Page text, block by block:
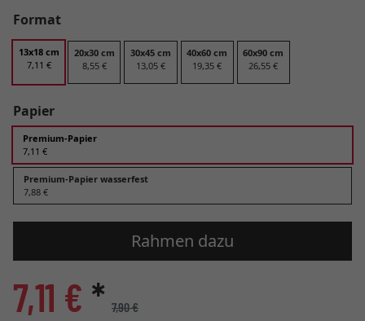
Format
13x18 cm
7,11 €
20x30 cm
8,55 €
30x45 cm
13,05 €
40x60 cm
19,35 €
60x90 cm
26,55 €
Papier
Premium-Papier
7,11 €
Premium-Papier wasserfest
7,88 €
Rahmen dazu
7,11 € * 7,90 €